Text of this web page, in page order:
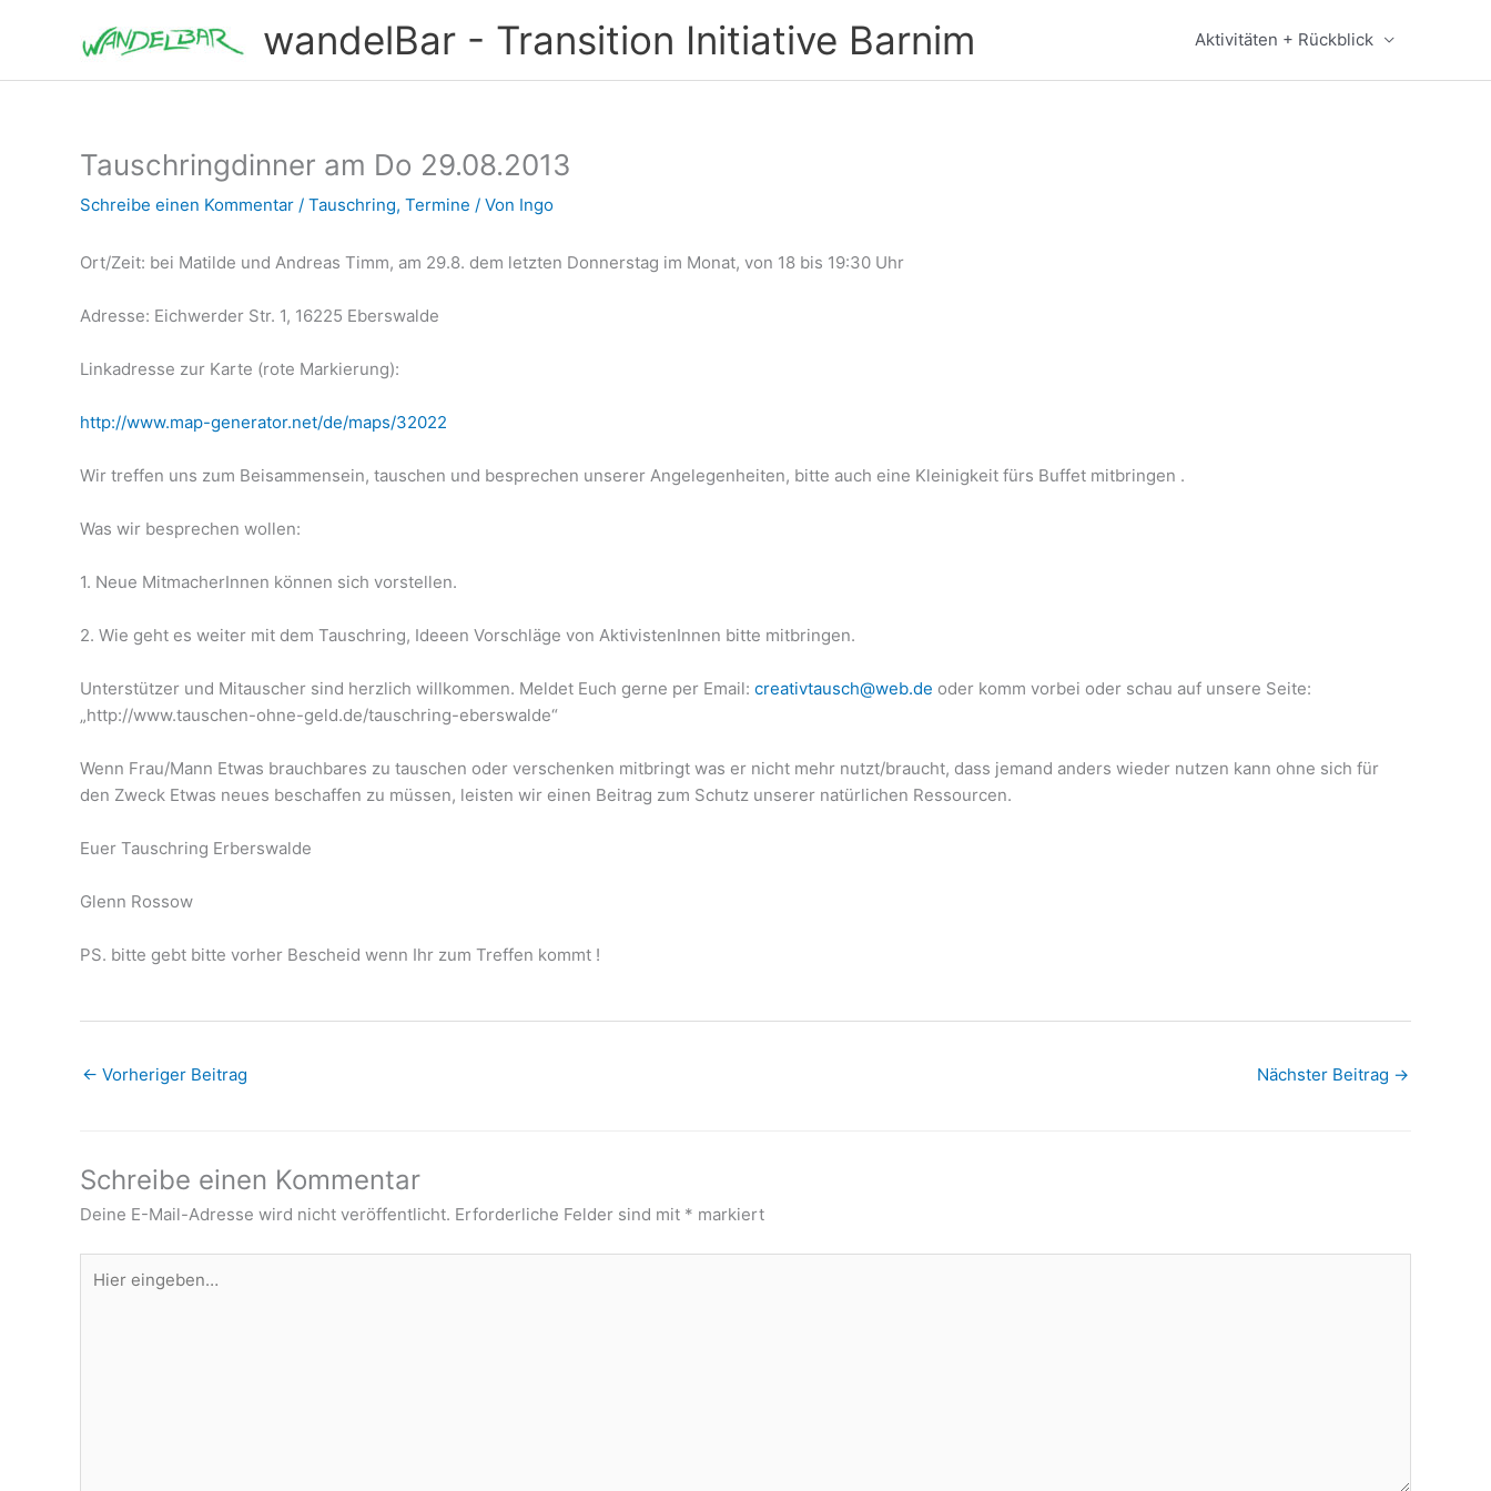
wandelBar - Transition Initiative Barnim Aktivitäten + Rückblick
Tauschringdinner am Do 29.08.2013
Schreibe einen Kommentar / Tauschring, Termine / Von Ingo
Ort/Zeit: bei Matilde und Andreas Timm, am 29.8. dem letzten Donnerstag im Monat, von 18 bis 19:30 Uhr
Adresse: Eichwerder Str. 1, 16225 Eberswalde
Linkadresse zur Karte (rote Markierung):
http://www.map-generator.net/de/maps/32022
Wir treffen uns zum Beisammensein, tauschen und besprechen unserer Angelegenheiten, bitte auch eine Kleinigkeit fürs Buffet mitbringen .
Was wir besprechen wollen:
1. Neue MitmacherInnen können sich vorstellen.
2. Wie geht es weiter mit dem Tauschring, Ideeen Vorschläge von AktivistenInnen bitte mitbringen.
Unterstützer und Mitauscher sind herzlich willkommen. Meldet Euch gerne per Email: creativtausch@web.de oder komm vorbei oder schau auf unsere Seite:
„http://www.tauschen-ohne-geld.de/tauschring-eberswalde“
Wenn Frau/Mann Etwas brauchbares zu tauschen oder verschenken mitbringt was er nicht mehr nutzt/braucht, dass jemand anders wieder nutzen kann ohne sich für
den Zweck Etwas neues beschaffen zu müssen, leisten wir einen Beitrag zum Schutz unserer natürlichen Ressourcen.
Euer Tauschring Erberswalde
Glenn Rossow
PS. bitte gebt bitte vorher Bescheid wenn Ihr zum Treffen kommt !
← Vorheriger Beitrag Nächster Beitrag →
Schreibe einen Kommentar
Deine E-Mail-Adresse wird nicht veröffentlicht. Erforderliche Felder sind mit * markiert
eingeben…